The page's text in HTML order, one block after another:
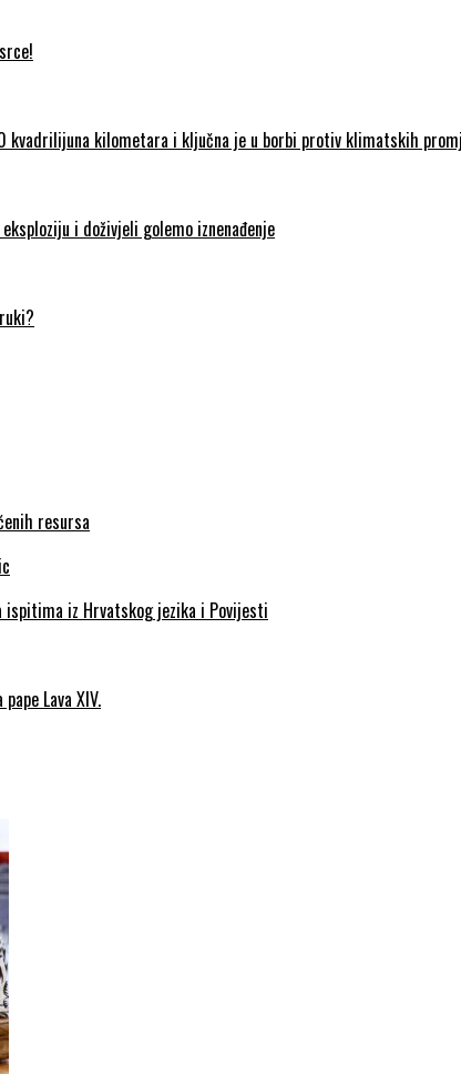
kvadrilijuna kilometara i ključna je u borbi protiv klimatskih
i doživjeli golemo iznenađenje
resursa
ispitima iz Hrvatskog jezika i Povijesti
Lava XIV.